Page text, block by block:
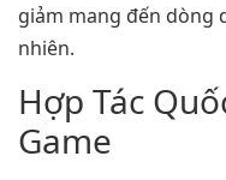
giảm mang đến dòng
nhiên.
Hợp Tác
Game